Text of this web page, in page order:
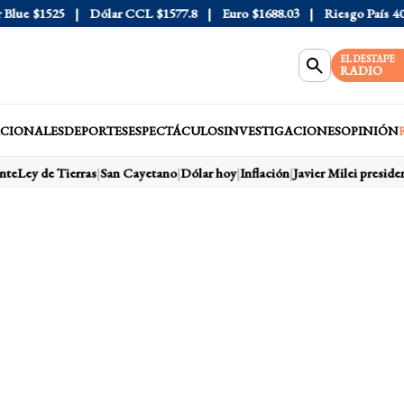
$1525 Dólar CCL $1577.8 Euro $1688.03 Riesgo País 408
EL DESTAPE
RADIO
DEPORTESESPECTÁCULOSINVESTIGACIONESOPINIÓN
Ley de Tierras San Cayetano Dólar hoy Inflación Javier Milei